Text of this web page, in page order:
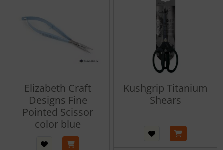
Elizabeth Craft
Designs Fine
Pointed Scissor
color blue
Kushgrip Titanium
Shears